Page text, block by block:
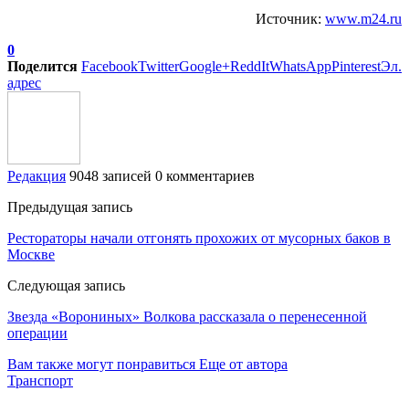
Источник: www.m24.ru
0
Поделится FacebookTwitterGoogle+ReddItWhatsAppPinterestЭл.
адрес
Редакция 9048 записей 0 комментариев
Предыдущая запись
Рестораторы начали отгонять прохожих от мусорных баков в
Москве
Следующая запись
Звезда «Ворониных» Волкова рассказала о перенесенной
операции
Вам также могут понравиться Еще от автора
Транспорт